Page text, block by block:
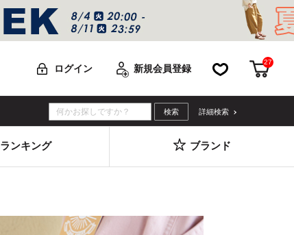
ログイン 新規会員登録 お気に入りカート
27
詳細検索
ランキング ブランド